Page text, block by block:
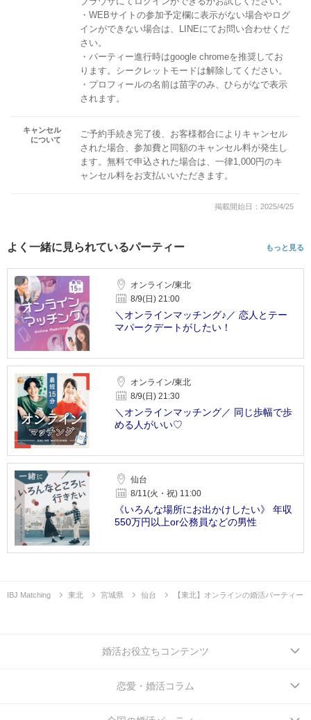
・WEBサイトの参加予定欄に表示がない場合やログ
インができない場合は、LINEにてお問い合わせくだ
さい。
・パーティー進行時はgoogle chromeを推奨してお
ります。シークレットモードは解除してください。
・プロフィールの名前は苗字のみ、ひらがなで表示
されます。
キャンセル
について
ご予約手続き完了後、お客様都合によりキャンセル
された場合、参加費と同額のキャンセル料が発生し
ます。無料で申込された場合は、一律1,000円のキ
ャンセル料をお支払いいただきます。
掲載開始日：2025/4/25
よく一緒に見られているパーティー もっと見る
オンライン/東北
8/9(日) 21:00
＼オンラインマッチング♪／ 恋人とテー
マパークデートがしたい！
オンライン/東北
8/9(日) 21:30
＼オンラインマッチング／ 同じ歩幅で歩
める人がいい♡
仙台
8/11(火・祝) 11:00
《いろんな場所にお出かけしたい》 年収
550万円以上or公務員などの男性
IBJ Matching 東北 宮城県 仙台 【東北】オンラインの婚活パーティー
婚活お役立ちコンテンツ
恋愛・婚活コラム